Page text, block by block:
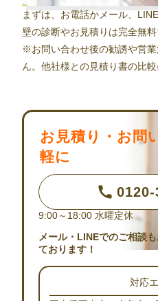
まずは、お電話かメール、
壁の診断やお見積りは完全無
※お問い合わせ後の勧誘や営
ん。他社様との見積り書の比較
お見積り・お問
軽に
0120-
9:00～18:00 水曜定休
メール・LINEでのご相談
ております！
対応